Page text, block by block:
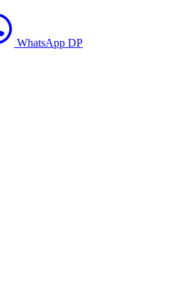
WhatsApp DP